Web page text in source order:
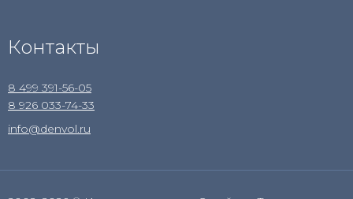
Контакты
8 499 391-56-05
8 926 033-74-33
info@denvol.ru